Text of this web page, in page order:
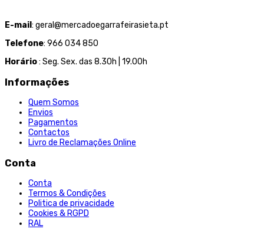
E-mail: geral@mercadoegarrafeirasieta.pt
Telefone: 966 034 850
Horário: Seg. Sex. das 8.30h | 19.00h
Informações
Quem Somos
Envios
Pagamentos
Contactos
Livro de Reclamações Online
Conta
Conta
Termos & Condições
Politica de privacidade
Cookies & RGPD
RAL